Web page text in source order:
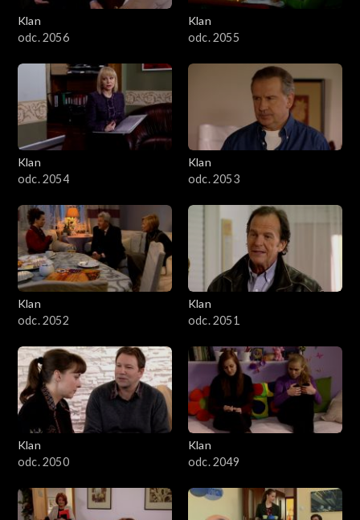
Klan
odc. 2056
Klan
odc. 2055
Klan
odc. 2054
Klan
odc. 2053
Klan
odc. 2052
Klan
odc. 2051
Klan
odc. 2050
Klan
odc. 2049